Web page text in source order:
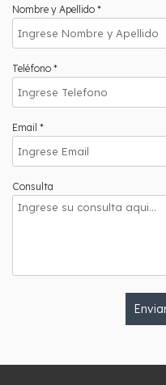
Nombre y Apellido *
Teléfono *
Email *
Consulta